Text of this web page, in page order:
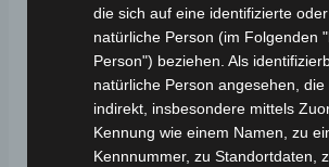
die sich auf eine identifizierte
natürliche Person (im Folgenden
Person") beziehen. Als
natürliche Person angesehen,
indirekt, insbesondere mittels
Kennung wie einem Namen, zu
Kennnummer, zu Standortdaten,